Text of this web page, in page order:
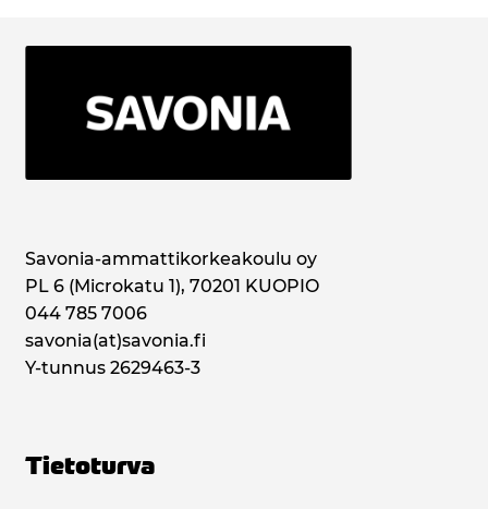
Savonia-ammattikorkeakoulu oy
PL 6 (Microkatu 1), 70201 KUOPIO
044 785 7006
savonia(at)savonia.fi
Y-tunnus 2629463-3
Tietoturva